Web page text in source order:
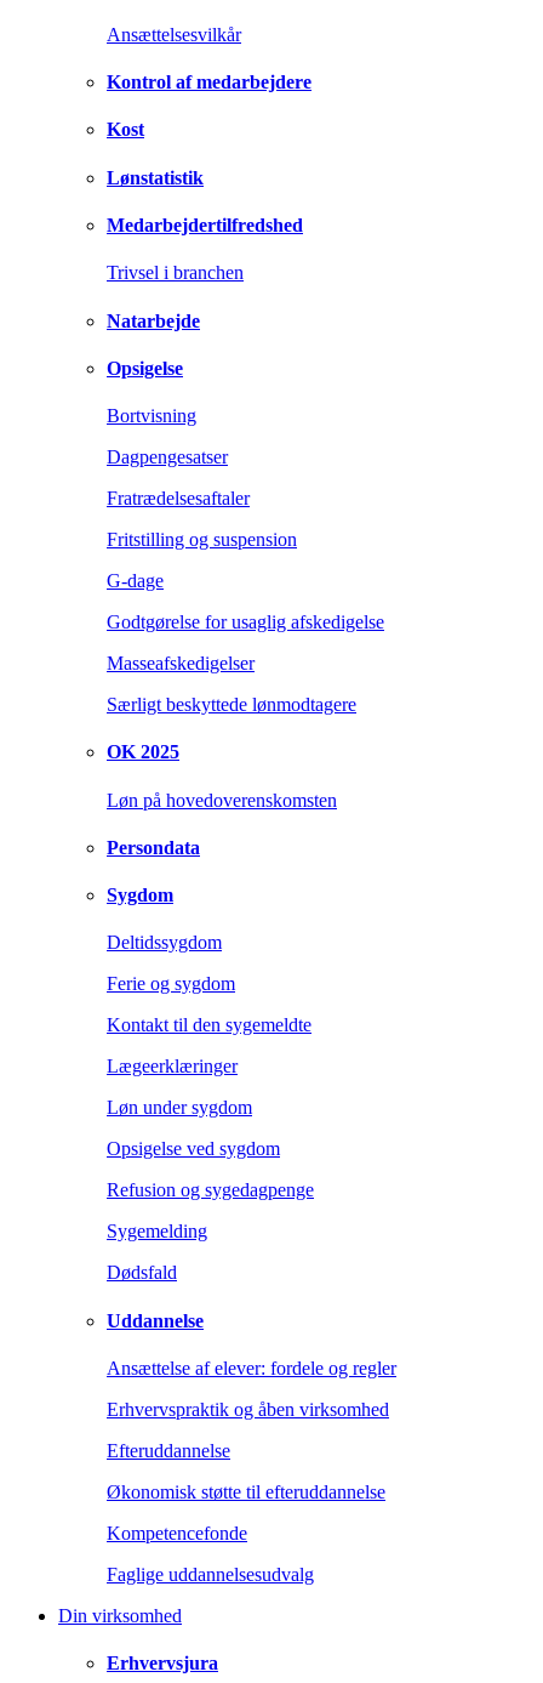
Ansættelsesvilkår
Kontrol af medarbejdere
Kost
Lønstatistik
Medarbejdertilfredshed
Trivsel i branchen
Natarbejde
Opsigelse
Bortvisning
Dagpengesatser
Fratrædelsesaftaler
Fritstilling og suspension
G-dage
Godtgørelse for usaglig afskedigelse
Masseafskedigelser
Særligt beskyttede lønmodtagere
OK 2025
Løn på hovedoverenskomsten
Persondata
Sygdom
Deltidssygdom
Ferie og sygdom
Kontakt til den sygemeldte
Lægeerklæringer
Løn under sygdom
Opsigelse ved sygdom
Refusion og sygedagpenge
Sygemelding
Dødsfald
Uddannelse
Ansættelse af elever: fordele og regler
Erhvervspraktik og åben virksomhed
Efteruddannelse
Økonomisk støtte til efteruddannelse
Kompetencefonde
Faglige uddannelsesudvalg
Din virksomhed
Erhvervsjura